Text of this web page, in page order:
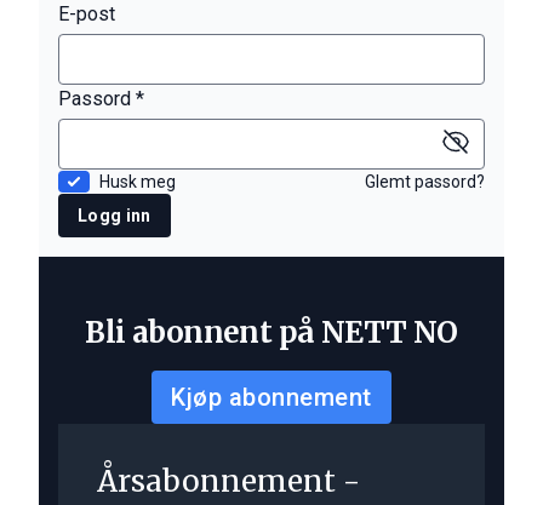
E-post
Passord *
Husk meg
Glemt passord?
Logg inn
Bli abonnent på NETT NO
Kjøp abonnement
Årsabonnement -